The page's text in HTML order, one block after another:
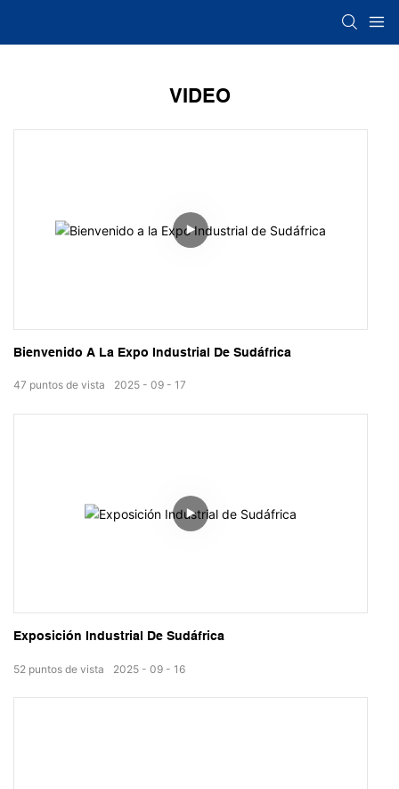
VIDEO
Bienvenido A La Expo Industrial De Sudáfrica
2025 09 17
47 puntos de vista
Exposición Industrial De Sudáfrica
2025 09 16
52 puntos de vista